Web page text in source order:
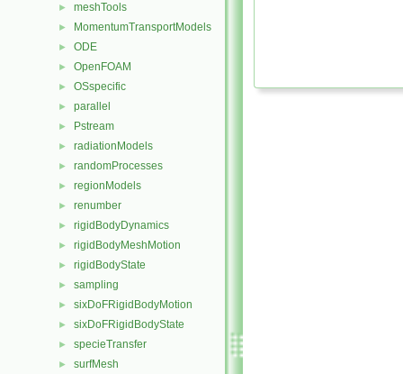
► meshTools
► MomentumTransportModels
► ODE
► OpenFOAM
► OSspecific
► parallel
► Pstream
► radiationModels
► randomProcesses
► regionModels
► renumber
► rigidBodyDynamics
► rigidBodyMeshMotion
► rigidBodyState
► sampling
► sixDoFRigidBodyMotion
► sixDoFRigidBodyState
► specieTransfer
► surfMesh